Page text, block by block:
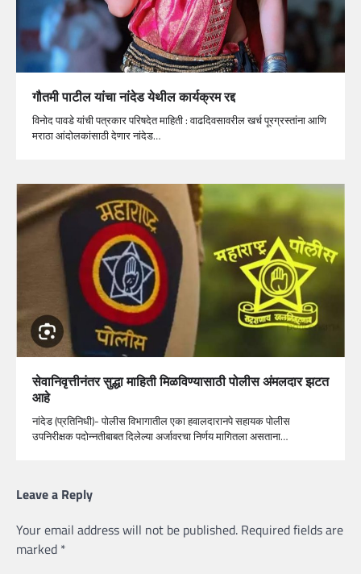
गौतमी पाटील यांचा नांदेड येथील कार्यक्रम रद्द
विनोद पावडे यांची पत्रकार परिषदेत माहिती : वाढदिवसावरील खर्च पूरग्रस्तांना आणि
मराठा आंदोलकांसाठी देणार नांदेड…
सेवानिवृत्तीनंतर सुद्धा माहिती मिळविण्यासाठी पोलीस अंमलदार झटत
आहे
नांदेड (प्रतिनिधी)- पोलीस विभागातील एका हवालदारानपे सहायक पोलीस
उपनिरीक्षक पदोन्नतीबाबत दिलेल्या अर्जावरचा निर्णय मागितला असताना…
Leave a Reply
Your email address will not be published. Required fields are
marked *